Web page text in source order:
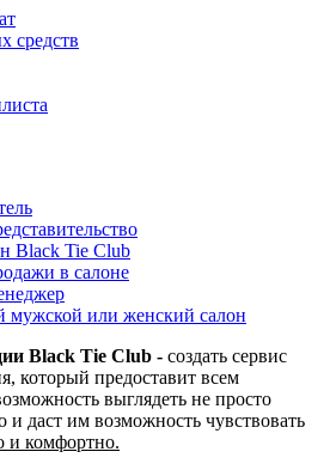
средств
Black Tie Club
в салоне
мужской или женский салон
Black Tie Club - создать сервис
который предоставит всем
выглядеть не просто
и даст им возможность чувствовать
и комфортно.